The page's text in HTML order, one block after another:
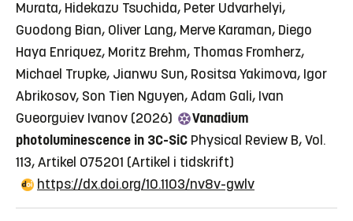
Murata, Hidekazu Tsuchida, Peter Udvarhelyi,
Guodong Bian, Oliver Lang, Merve Karaman, Diego
Haya Enriquez, Moritz Brehm, Thomas Fromherz,
Michael Trupke, Jianwu Sun, Rositsa Yakimova, Igor
Abrikosov, Son Tien Nguyen, Adam Gali, Ivan
Gueorguiev Ivanov (2026)
Vanadium
photoluminescence in 3C-SiC Physical Review B, Vol.
113, Artikel 075201 (Artikel i tidskrift)
https://dx.doi.org/10.1103/nv8v-gwlv